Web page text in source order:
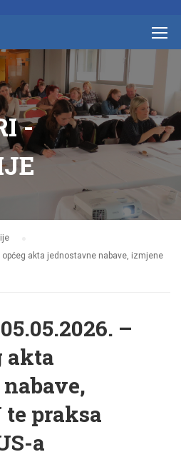
-
općeg akta jednostavne nabave, izmjene
–
akta
praksa
a